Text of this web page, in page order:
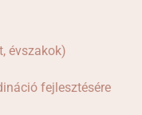
évszakok)
fejlesztésére